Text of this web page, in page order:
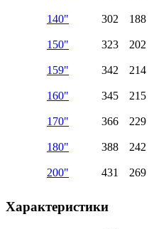
140" 302 188
150" 323 202
159" 342 214
160" 345 215
170" 366 229
180" 388 242
200" 431 269
Характеристики